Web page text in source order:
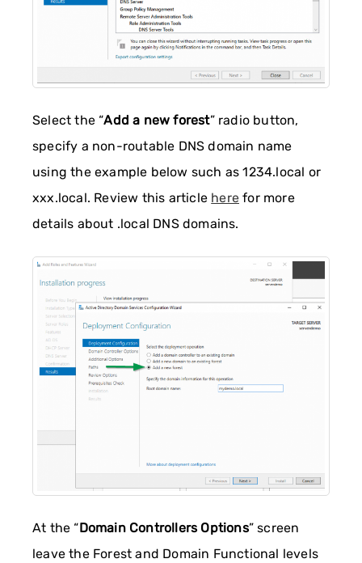
Select the “Add a new forest” radio button,
specify a non-routable DNS domain name
using the example below such as 1234.local or
xxx.local. Review this article here for more
details about .local DNS domains.
At the “Domain Controllers Options” screen
leave the Forest and Domain Functional levels